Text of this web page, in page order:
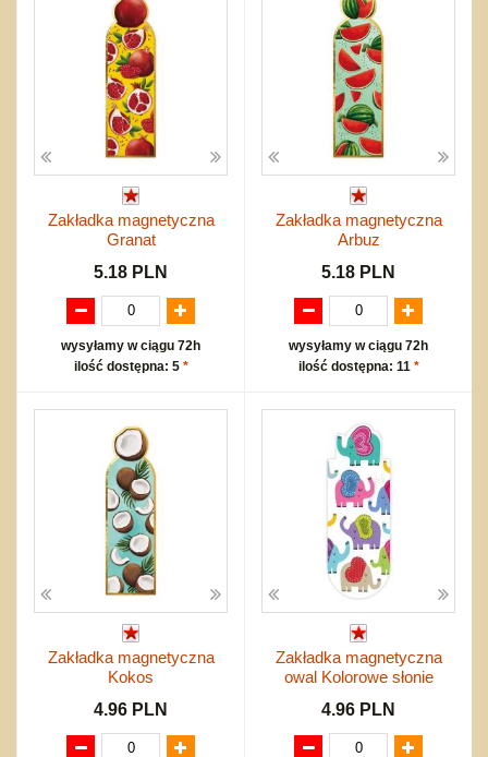
Zakładka magnetyczna
Granat
5.18 PLN
wysyłamy w ciągu 72h
ilość dostępna: 5 *
Zakładka magnetyczna
Arbuz
5.18 PLN
wysyłamy w ciągu 72h
ilość dostępna: 11 *
Zakładka magnetyczna
Kokos
4.96 PLN
Zakładka magnetyczna
owal Kolorowe słonie
4.96 PLN